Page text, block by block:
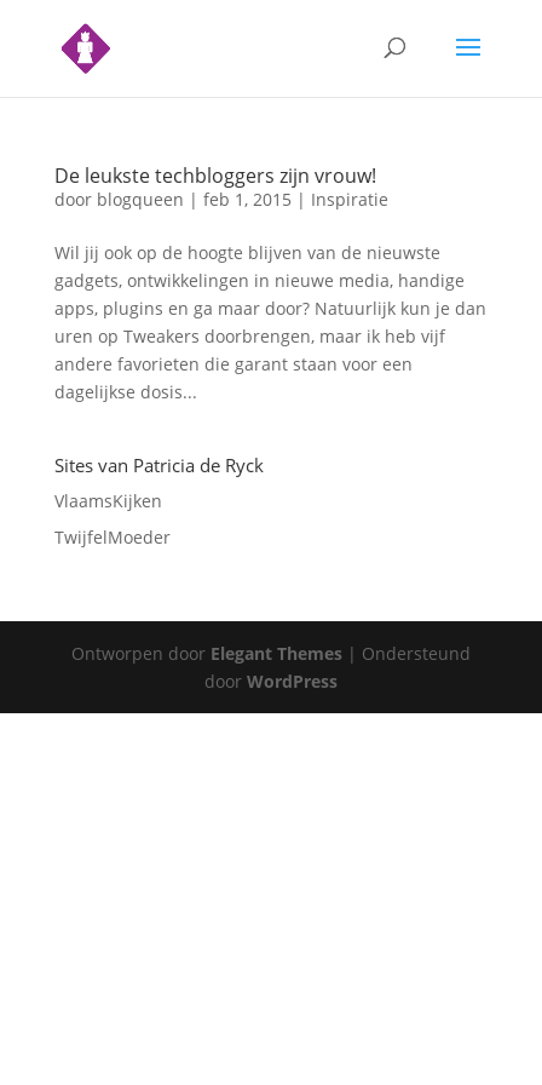
De leukste techbloggers zijn vrouw!
door blogqueen | feb 1, 2015 | Inspiratie
Wil jij ook op de hoogte blijven van de nieuwste
gadgets, ontwikkelingen in nieuwe media, handige
apps, plugins en ga maar door? Natuurlijk kun je dan
uren op Tweakers doorbrengen, maar ik heb vijf
andere favorieten die garant staan voor een
dagelijkse dosis...
Sites van Patricia de Ryck
VlaamsKijken
TwijfelMoeder
Ontworpen door Elegant Themes| Ondersteund
door WordPress